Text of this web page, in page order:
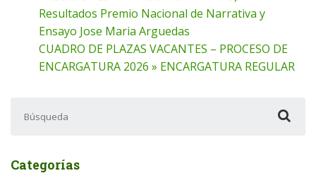
Resultados Premio Nacional de Narrativa y
Ensayo Jose Maria Arguedas
CUADRO DE PLAZAS VACANTES – PROCESO DE
ENCARGATURA 2026 » ENCARGATURA REGULAR
Categorías